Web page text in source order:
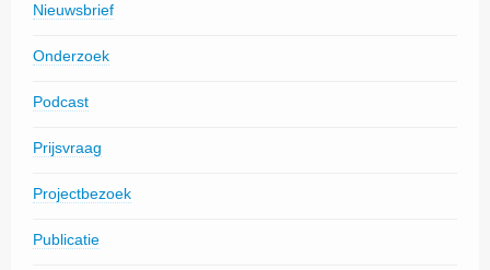
Nieuwsbrief
Onderzoek
Podcast
Prijsvraag
Projectbezoek
Publicatie